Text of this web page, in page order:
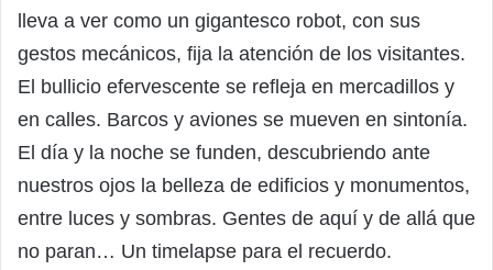
lleva a ver como un gigantesco robot, con sus
gestos mecánicos, fija la atención de los visitantes.
El bullicio efervescente se refleja en mercadillos y
en calles. Barcos y aviones se mueven en sintonía.
El día y la noche se funden, descubriendo ante
nuestros ojos la belleza de edificios y monumentos,
entre luces y sombras. Gentes de aquí y de allá que
no paran… Un timelapse para el recuerdo.